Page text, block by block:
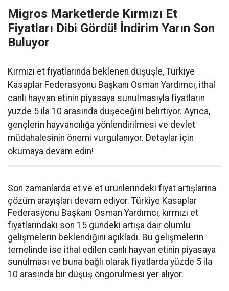
Migros Marketlerde Kırmızı Et
Fiyatları Dibi Gördü! İndirim Yarın Son
Buluyor
Kırmızı et fiyatlarında beklenen düşüşle, Türkiye
Kasaplar Federasyonu Başkanı Osman Yardımcı, ithal
canlı hayvan etinin piyasaya sunulmasıyla fiyatların
yüzde 5 ila 10 arasında düşeceğini belirtiyor. Ayrıca,
gençlerin hayvancılığa yönlendirilmesi ve devlet
müdahalesinin önemi vurgulanıyor. Detaylar için
okumaya devam edin!
Son zamanlarda et ve et ürünlerindeki fiyat artışlarına
çözüm arayışları devam ediyor. Türkiye Kasaplar
Federasyonu Başkanı Osman Yardımcı, kırmızı et
fiyatlarındaki son 15 gündeki artışa dair olumlu
gelişmelerin beklendiğini açıkladı. Bu gelişmelerin
temelinde ise ithal edilen canlı hayvan etinin piyasaya
sunulması ve buna bağlı olarak fiyatlarda yüzde 5 ila
10 arasında bir düşüş öngörülmesi yer alıyor.